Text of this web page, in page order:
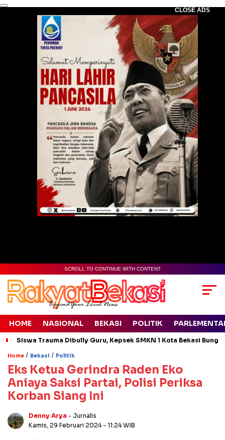
CLOSE ADS
SCROLL TO CONTINUE WITH CONTENT
HOME NASIONAL BEKASI POLITIK
Siswa Trauma Dibully Guru, Kepsek SMKN 1 Kota Bekasi
Home / Bekasi / Politik
Eks Ketua Gerindra Raden Eko
Aniaya Saksi Partai, Polisi Periksa
Korban Siang Ini
Denny Arya - Jurnalis
Kamis, 29 Februari 2024 - 11:24 WIB